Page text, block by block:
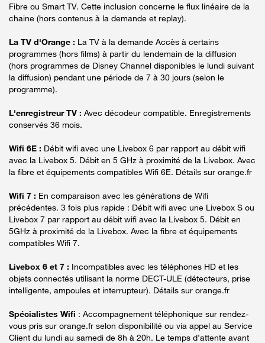
Fibre ou Smart TV. Cette inclusion concerne le flux linéaire de la
chaine (hors contenus à la demande et replay).
La TV d'Orange : La TV à la demande Accès à certains
programmes (hors films) à partir du lendemain de la diffusion
(hors programmes de Disney Channel disponibles le lundi suivant
la diffusion) pendant une période de 7 à 30 jours (selon le
programme).
L'enregistreur TV : Avec décodeur compatible. Enregistrements
conservés 36 mois.
Wifi 6E : Débit wifi avec une Livebox 6 par rapport au débit wifi
avec la Livebox 5. Débit en 5 GHz à proximité de la Livebox. Avec
la fibre et équipements compatibles Wifi 6E. Détails sur orange.fr
Wifi 7 : En comparaison avec les générations de Wifi
précédentes. 3 fois plus rapide : Débit wifi avec une Livebox S ou
Livebox 7 par rapport au débit wifi avec la Livebox 5. Débit en
5GHz à proximité de la Livebox. Avec la fibre et équipements
compatibles Wifi 7.
Livebox 6 et 7 : Incompatibles avec les téléphones HD et les
objets connectés utilisant la norme DECT-ULE (détecteurs, prise
intelligente, ampoules et interrupteur). Détails sur orange.fr
Spécialistes Wifi : Accompagnement téléphonique sur rendez-
vous pris sur orange.fr selon disponibilité ou via appel au Service
Client du lundi au samedi de 8h à 20h. Le temps d’attente avant